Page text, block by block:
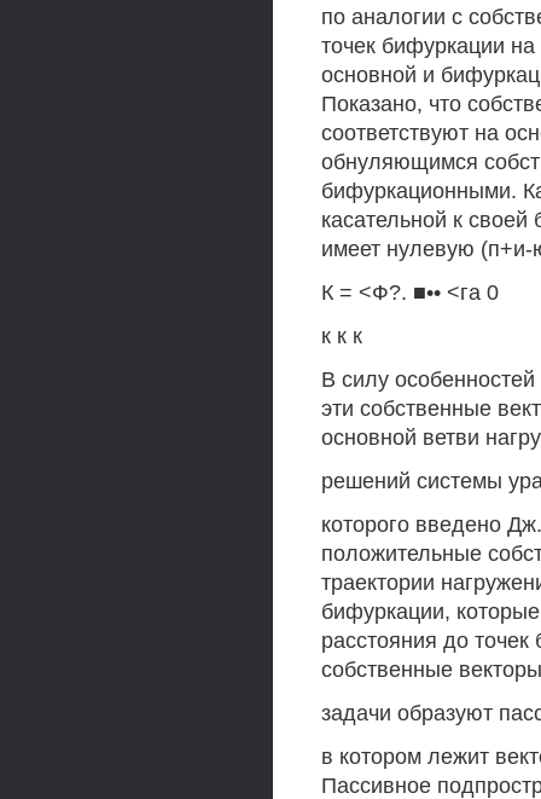
по аналогии с
точек бифуркации
основной и
Показано, что
соответствуют на
обнуляющимся
бифуркационными.
касательной к
имеет нулевую
К = <Ф?. ■•• <га 0
к к к
В силу
эти собственные
основной ветви
решений системы
которого введено
положительные
траектории
бифуркации,
расстояния до
собственные векторы
задачи образуют
в котором лежит
Пассивное